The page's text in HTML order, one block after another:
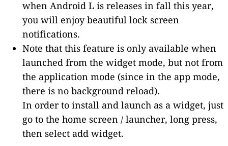
when Android L is releases in fall this year,
you will enjoy beautiful lock screen
notifications.
Note that this feature is only available when
launched from the widget mode, but not from
the application mode (since in the app mode,
there is no background reload).
In order to install and launch as a widget, just
go to the home screen / launcher, long press,
then select add widget.